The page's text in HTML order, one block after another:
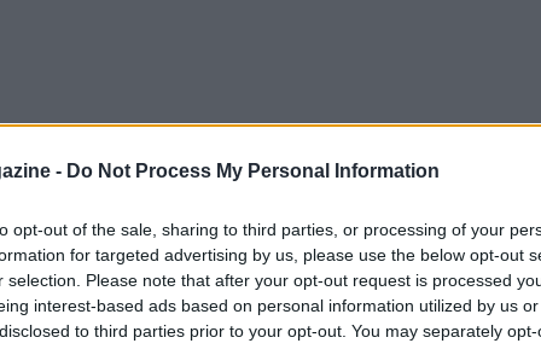
- Do Not Process My Personal Information
opt-out of the sale, sharing to third parties, or processing of your
for targeted advertising by us, please use the below opt-out
selection. Please note that after your opt-out request is processed
interest-based ads based on personal information utilized by us
to third parties prior to your opt-out. You may separately
Grand Prix 2026si svolge alRed Bull
Questo testo riassume in modo chiaro il
con gli orari delle sessioni per tutte le